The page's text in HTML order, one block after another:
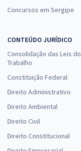
Concursos em Sergipe
CONTEÚDO JURÍDICO
Consolidação das Leis do
Trabalho
Constituição Federal
Direito Administrativo
Direito Ambiental
Direito Civil
Direito Constitucional